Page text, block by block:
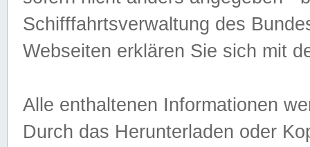
Schifffahrtsverwaltung des
Webseiten erklären Sie sich mit
Alle enthaltenen Informationen
Durch das Herunterladen oder